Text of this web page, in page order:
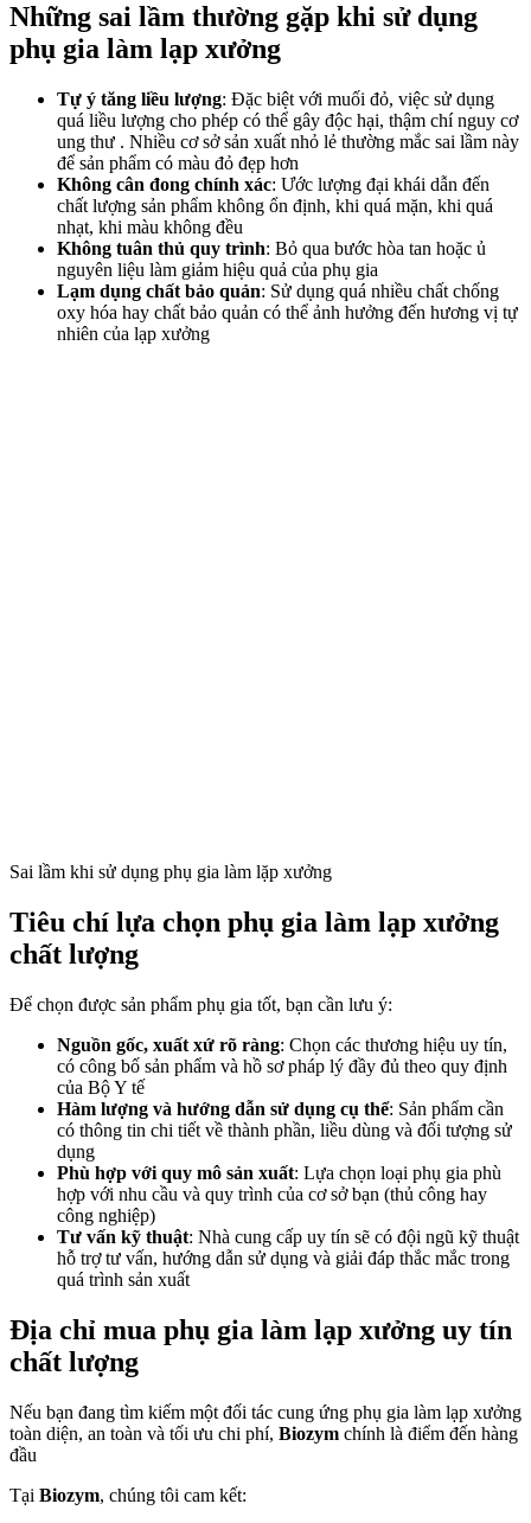
Những sai lầm thường gặp khi sử dụng
phụ gia làm lạp xưởng
Tự ý tăng liều lượng: Đặc biệt với muối đỏ, việc sử dụng
quá liều lượng cho phép có thể gây độc hại, thậm chí nguy cơ
ung thư . Nhiều cơ sở sản xuất nhỏ lẻ thường mắc sai lầm này
để sản phẩm có màu đỏ đẹp hơn
Không cân đong chính xác: Ước lượng đại khái dẫn đến
chất lượng sản phẩm không ổn định, khi quá mặn, khi quá
nhạt, khi màu không đều
Không tuân thủ quy trình: Bỏ qua bước hòa tan hoặc ủ
nguyên liệu làm giảm hiệu quả của phụ gia
Lạm dụng chất bảo quản: Sử dụng quá nhiều chất chống
oxy hóa hay chất bảo quản có thể ảnh hưởng đến hương vị tự
nhiên của lạp xưởng
Sai lầm khi sử dụng phụ gia làm lặp xưởng
Tiêu chí lựa chọn phụ gia làm lạp xưởng
chất lượng
Để chọn được sản phẩm phụ gia tốt, bạn cần lưu ý:
Nguồn gốc, xuất xứ rõ ràng: Chọn các thương hiệu uy tín,
có công bố sản phẩm và hồ sơ pháp lý đầy đủ theo quy định
của Bộ Y tế
Hàm lượng và hướng dẫn sử dụng cụ thể: Sản phẩm cần
có thông tin chi tiết về thành phần, liều dùng và đối tượng sử
dụng
Phù hợp với quy mô sản xuất: Lựa chọn loại phụ gia phù
hợp với nhu cầu và quy trình của cơ sở bạn (thủ công hay
công nghiệp)
Tư vấn kỹ thuật: Nhà cung cấp uy tín sẽ có đội ngũ kỹ thuật
hỗ trợ tư vấn, hướng dẫn sử dụng và giải đáp thắc mắc trong
quá trình sản xuất
Địa chỉ mua phụ gia làm lạp xưởng uy tín
chất lượng
Nếu bạn đang tìm kiếm một đối tác cung ứng phụ gia làm lạp xưởng
toàn diện, an toàn và tối ưu chi phí, Biozym chính là điểm đến hàng
đầu
Tại Biozym, chúng tôi cam kết: